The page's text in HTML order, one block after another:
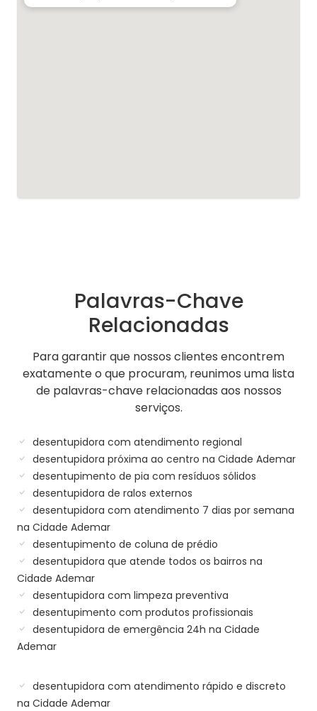
Palavras-Chave
Relacionadas
Para garantir que nossos clientes encontrem
exatamente o que procuram, reunimos uma lista
de palavras-chave relacionadas aos nossos
serviços.
desentupidora com atendimento regional
desentupidora próxima ao centro na Cidade Ademar
desentupimento de pia com resíduos sólidos
desentupidora de ralos externos
desentupidora com atendimento 7 dias por semana
na Cidade Ademar
desentupimento de coluna de prédio
desentupidora que atende todos os bairros na
Cidade Ademar
desentupidora com limpeza preventiva
desentupimento com produtos profissionais
desentupidora de emergência 24h na Cidade
Ademar
desentupidora com atendimento rápido e discreto
na Cidade Ademar